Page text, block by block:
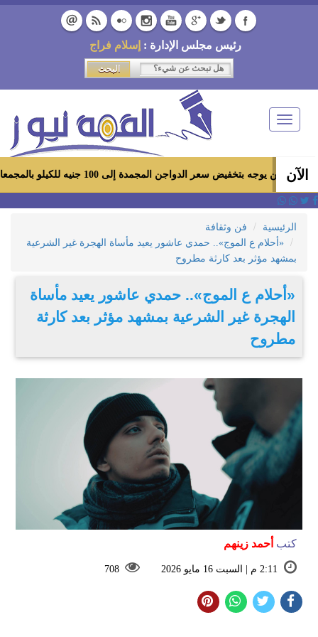
رئيس مجلس الإدارة : إسلام فراج
Toggle
navigation
الآن
بتخفيض سعر الدواجن المجمدة إلى 100 جنيه للكيلو بالمجمعات الاستهلاكية ومعارض «أهلاً رمضان»
الرئيسية
فن وثقافة
«أحلام ع الموج».. حمدي عاشور يعيد مأساة الهجرة غير الشرعية
بمشهد مؤثر بعد كارثة مطروح
«أحلام ع الموج».. حمدي عاشور يعيد مأساة
الهجرة غير الشرعية بمشهد مؤثر بعد كارثة
مطروح
كتب أحمد زينهم
2:11 م | السبت 16 مايو 2026 708